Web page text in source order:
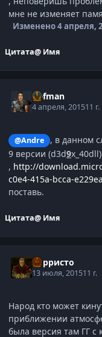
мне не изменяет
Изменено4 апреля,
Цитата@ Имя
Defman
4 апреля, 201511 г.
@Andre
, в данном
9 версии (d3d9x_40dll)
, http://
c0e4-415a-bcca-
поставь.
Цитата@ Имя
Корристо
13 июля, 201511 г.
Народ кто может
приближении
была версия там ГГ с